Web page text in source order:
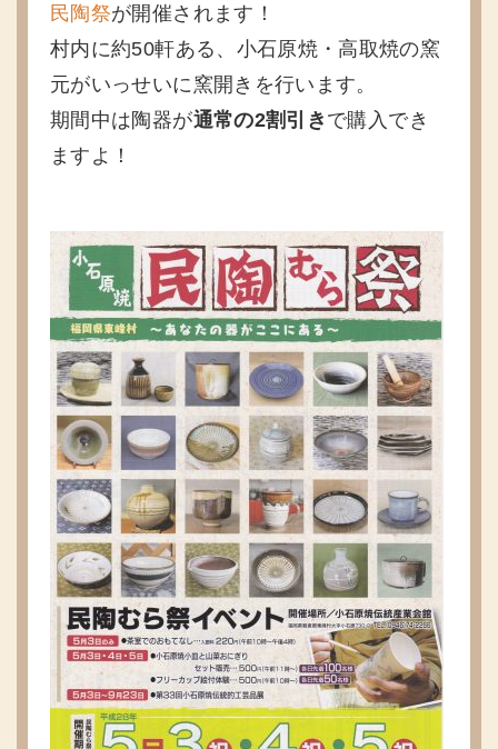
民陶祭が開催されます！
村内に約50軒ある、小石原焼・高取焼の窯
元がいっせいに窯開きを行います。
期間中は陶器が通常の2割引き で購入でき
ますよ！